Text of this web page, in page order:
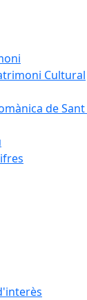
Cultural
de